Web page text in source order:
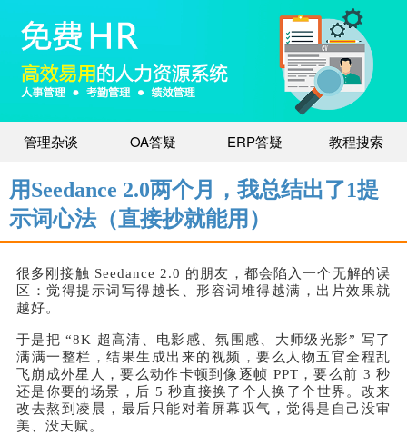
管理杂谈 OA答疑 ERP答疑 教程搜索
用Seedance 2.0两个月，我总结出了1提
示词心法（直接抄就能用）
很多刚接触 Seedance 2.0 的朋友，都会陷入一个无解的误
区：觉得提示词写得越长、形容词堆得越满，出片效果就
越好。
于是把 “8K 超高清、电影感、氛围感、大师级光影” 写了
满满一整栏，结果生成出来的视频，要么人物五官全程乱
飞崩成外星人，要么动作卡顿到像逐帧 PPT，要么前 3 秒
还是你要的场景，后 5 秒直接换了个人换了个世界。改来
改去熬到凌晨，最后只能对着屏幕叹气，觉得是自己没审
美、没天赋。